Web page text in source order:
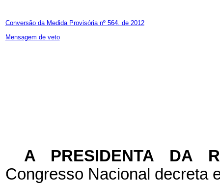
Conversão da Medida Provisória nº 564, de 2012
Mensagem de veto
A PRESIDENTA DA
Congresso Nacional decreta